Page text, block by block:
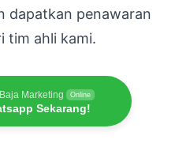
dapatkan penawaran
tim ahli kami.
Marketing Online
Sekarang!